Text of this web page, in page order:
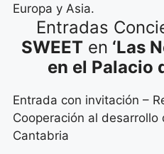
Europa y Asia.
Entradas
SWEET en ‘Las
en el Palacio
Entrada con invitación –
Cooperación al desarrollo
Cantabria